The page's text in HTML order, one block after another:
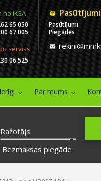
no IKEA
65 050
67 005
serviss
06 525
Pasūtījumi
Piegādes
Par mums
Ražotājs
Bezmaksas piegāde